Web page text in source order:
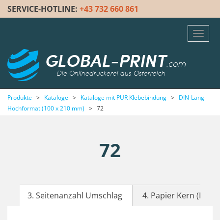
SERVICE-HOTLINE: +43 732 660 861
GLOBAL-PRINT.com
Die Onlinedruckerei aus Österreich
Produkte > Kataloge > Kataloge mit PUR Klebebindung >
DIN-Lang
Hochformat (100 x 210 mm) > 72
72
3. Seitenanzahl Umschlag 4. Papier Kern